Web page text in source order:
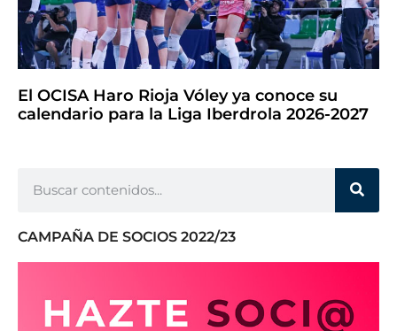
El OCISA Haro Rioja Vóley ya conoce su
calendario para la Liga Iberdrola 2026-2027
CAMPAÑA DE SOCIOS 2022/23